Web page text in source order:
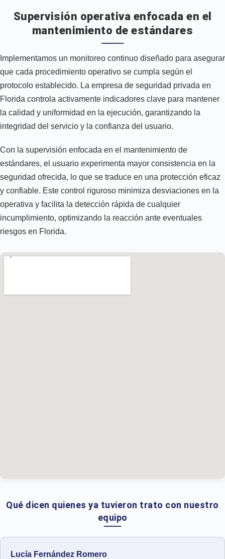
Supervisión operativa enfocada en el
mantenimiento de estándares
Implementamos un monitoreo continuo diseñado para asegurar
que cada procedimiento operativo se cumpla según el
protocolo establecido. La empresa de seguridad privada en
Florida controla activamente indicadores clave para mantener
la calidad y uniformidad en la ejecución, garantizando la
integridad del servicio y la confianza del usuario.
Con la supervisión enfocada en el mantenimiento de
estándares, el usuario experimenta mayor consistencia en la
seguridad ofrecida, lo que se traduce en una protección eficaz
y confiable. Este control riguroso minimiza desviaciones en la
operativa y facilita la detección rápida de cualquier
incumplimiento, optimizando la reacción ante eventuales
riesgos en Florida.
Qué dicen quienes ya tuvieron trato con nuestro
equipo
Lucía Fernández Romero